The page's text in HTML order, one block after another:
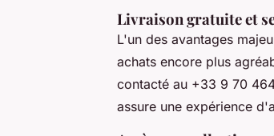
Livraison gratuite et
L'un des avantages
achats encore plus
contacté au +33 9 70
assure une expérience